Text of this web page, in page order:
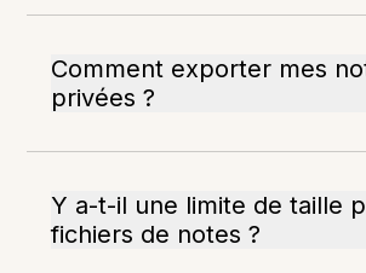
Comment exporter mes
privées ?
Y a-t-il une limite de taille
fichiers de notes ?